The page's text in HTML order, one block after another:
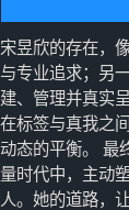
宋昱欣的存在，
与专业追求；另
建、管理并真实
在标签与真我之
动态的平衡。 最
量时代中，主动
人。她的道路，